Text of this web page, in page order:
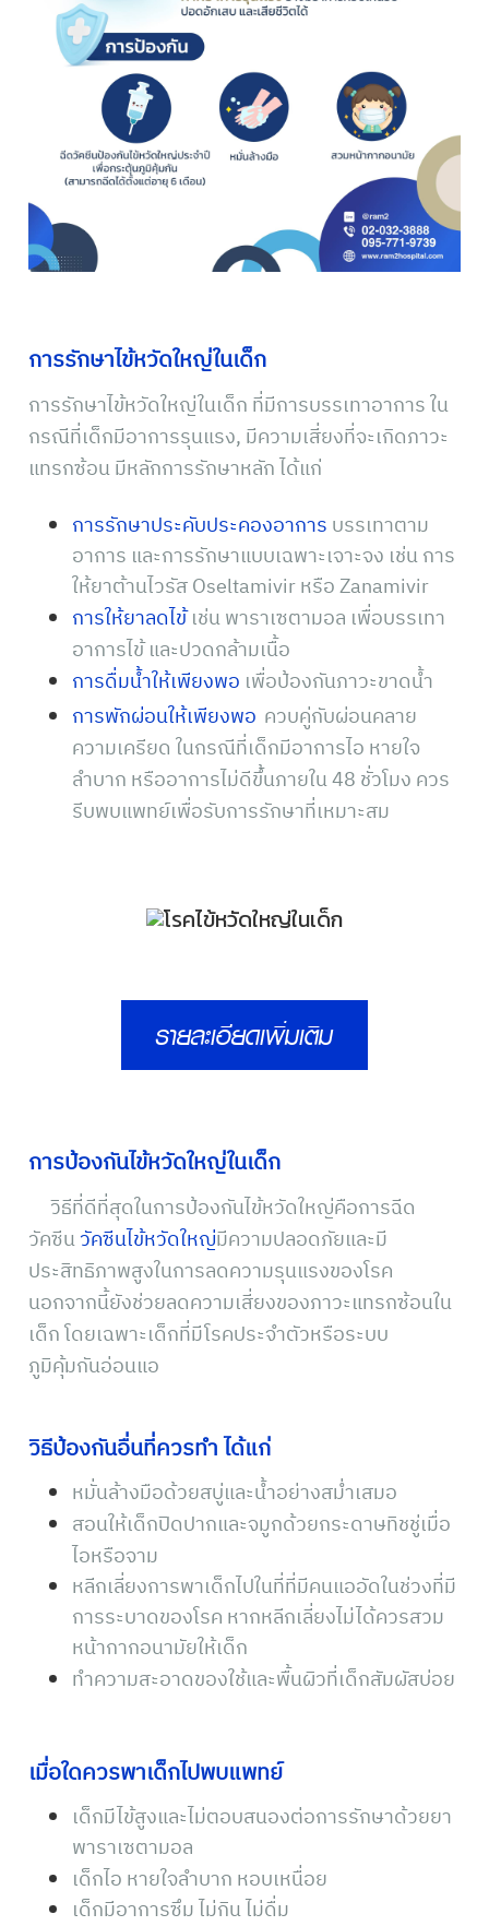
การรักษาไข้หวัดใหญ่ในเด็ก
การรักษาไข้หวัดใหญ่ในเด็ก ที่มีการบรรเทาอาการ ใน
กรณีที่เด็กมีอาการรุนแรง, มีความเสี่ยงที่จะเกิดภาวะ
แทรกซ้อน มีหลักการรักษาหลัก ได้แก่
การรักษาประคับประคองอาการ บรรเทาตาม
อาการ และการรักษาแบบเฉพาะเจาะจง เช่น การ
ให้ยาต้านไวรัส Oseltamivir หรือ Zanamivir
การให้ยาลดไข้เช่น พาราเซตามอล เพื่อบรรเทา
อาการไข้ และปวดกล้ามเนื้อ
การดื่มน้ำให้เพียงพอ เพื่อป้องกันภาวะขาดน้ำ
การพักผ่อนให้เพียงพอ ควบคู่กับผ่อนคลาย
ความเครียดในกรณีที่เด็กมีอาการไอ หายใจ
ลำบาก หรืออาการไม่ดีขึ้นภายใน 48 ชั่วโมง ควร
รีบพบแพทย์เพื่อรับการรักษาที่เหมาะสม
รายละเอียดเพิ่มเติม
การป้องกันไข้หวัดใหญ่ในเด็ก
วิธีที่ดีที่สุดในการป้องกันไข้หวัดใหญ่คือการฉีด
วัคซีนวัคซีนไข้หวัดใหญ่มีความปลอดภัยและมี
ประสิทธิภาพสูงในการลดความรุนแรงของโรค
นอกจากนี้ยังช่วยลดความเสี่ยงของภาวะแทรกซ้อนใน
เด็ก โดยเฉพาะเด็กที่มีโรคประจำตัวหรือระบบ
ภูมิคุ้มกันอ่อนแอ
วิธีป้องกันอื่นที่ควรทำ ได้แก่
หมั่นล้างมือด้วยสบู่และน้ำอย่างสม่ำเสมอ
สอนให้เด็กปิดปากและจมูกด้วยกระดาษทิชชู่เมื่อ
ไอหรือจาม
หลีกเลี่ยงการพาเด็กไปในที่ที่มีคนแออัดในช่วงที่มี
การระบาดของโรค หากหลีกเลี่ยงไม่ได้ควรสวม
หน้ากากอนามัยให้เด็ก
ทำความสะอาดของใช้และพื้นผิวที่เด็กสัมผัสบ่อย
เมื่อใดควรพาเด็กไปพบแพทย์
เด็กมีไข้สูงและไม่ตอบสนองต่อการรักษาด้วยยา
พาราเซตามอล
เด็กไอ หายใจลำบาก หอบเหนื่อย
เด็กมีอาการซึม ไม่กิน ไม่ดื่ม